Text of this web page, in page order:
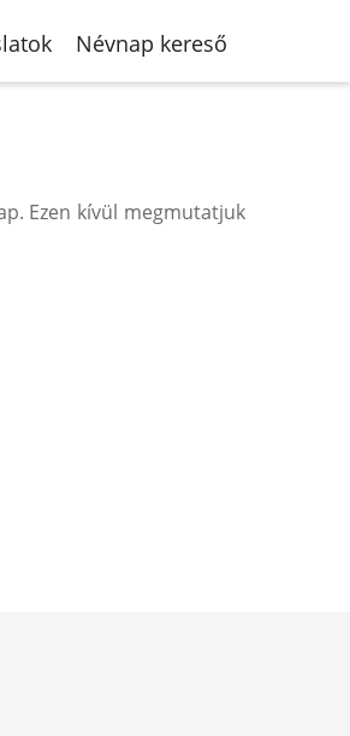
Névnap kereső
Ezen kívül megmutatjuk